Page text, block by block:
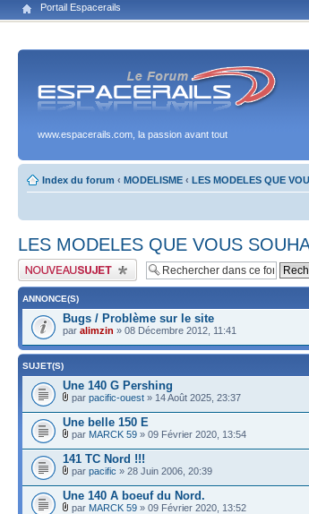
Portail Espacerails
www.espacerails.com, la passion avant tout
Index du forum ‹ MODELISME ‹ LES MODELES QUE
LES MODELES QUE VOUS
Publier un nouveau sujet
ANNONCE(S)
Bugs / Problème sur le site
par alimzin » 08 Décembre 2012, 11:41
SUJET(S)
Une 140 G Pershing
par pacific-ouest » 14 Août 2025, 23:37
Une belle 150 E
par MARCK 59 » 09 Février 2020, 13:54
141 TC Nord !!!
par pacific » 28 Juin 2006, 20:39
Une 140 A boeuf du Nord.
par MARCK 59 » 09 Février 2020, 13:52